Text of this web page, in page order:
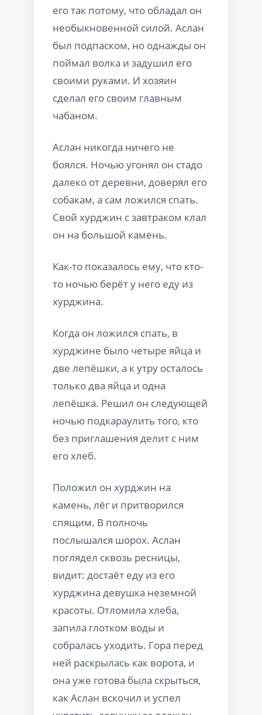
его так потому, что обладал он
необыкновенной силой. Аслан
был подпаском, но однажды он
поймал волка и задушил его
своими руками. И хозяин
сделал его своим главным
чабаном.
Аслан никогда ничего не
боялся. Ночью угонял он стадо
далеко от деревни, доверял его
собакам, а сам ложился спать.
Свой хурджин с завтраком клал
он на большой камень.
Как-то показалось ему, что кто-
то ночью берёт у него еду из
хурджина.
Когда он ложился спать, в
хурджине было четыре яйца и
две лепёшки, а к утру осталось
только два яйца и одна
лепёшка. Решил он следующей
ночью подкараулить того, кто
без приглашения делит с ним
его хлеб.
Положил он хурджин на
камень, лёг и притворился
спящим. В полночь
послышался шорох. Аслан
поглядел сквозь ресницы,
видит: достаёт еду из его
хурджина девушка неземной
красоты. Отломила хлеба,
запила глотком воды и
собралась уходить. Гора перед
ней раскрылась как ворота, и
она уже готова была скрыться,
как Аслан вскочил и успел